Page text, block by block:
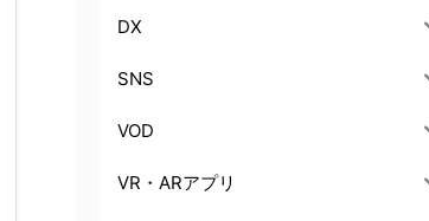
DX
SNS
VOD
VR・ARアプリ